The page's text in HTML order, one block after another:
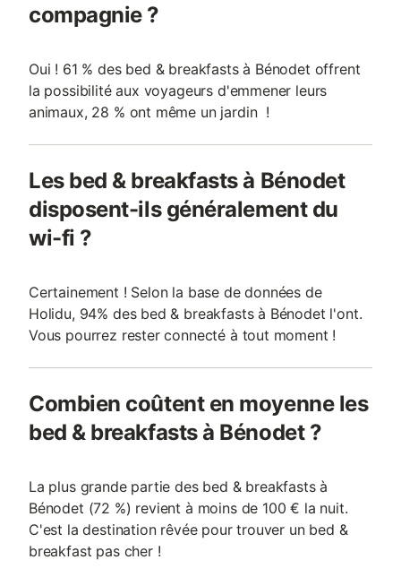
compagnie ?
Oui ! 61 % des bed & breakfasts à Bénodet offrent
la possibilité aux voyageurs d'emmener leurs
animaux, 28 % ont même un jardin !
Les bed & breakfasts à Bénodet
disposent-ils généralement du
wi-fi ?
Certainement ! Selon la base de données de
Holidu, 94% des bed & breakfasts à Bénodet l'ont.
Vous pourrez rester connecté à tout moment !
Combien coûtent en moyenne les
bed & breakfasts à Bénodet ?
La plus grande partie des bed & breakfasts à
Bénodet (72 %) revient à moins de 100 € la nuit.
C'est la destination rêvée pour trouver un bed &
breakfast pas cher !